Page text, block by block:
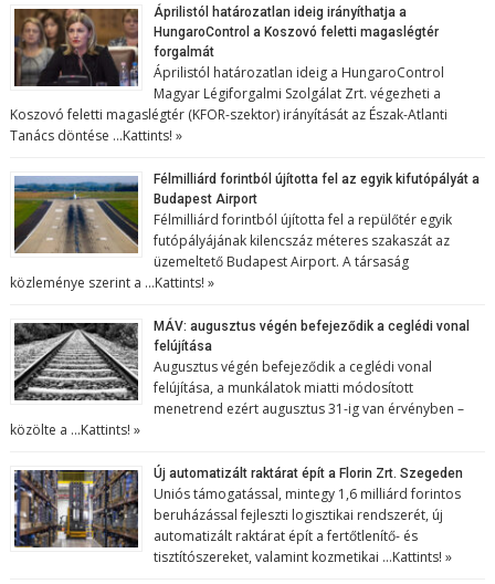
Áprilistól határozatlan ideig irányíthatja a
HungaroControl a Koszovó feletti magaslégtér
forgalmát
Áprilistól határozatlan ideig a HungaroControl
Magyar Légiforgalmi Szolgálat Zrt. végezheti a
Koszovó feletti magaslégtér (KFOR-szektor) irányítását az Észak-Atlanti
Tanács döntése …Kattints! »
Félmilliárd forintból újította fel az egyik kifutópályát a
Budapest Airport
Félmilliárd forintból újította fel a repülőtér egyik
futópályájának kilencszáz méteres szakaszát az
üzemeltető Budapest Airport. A társaság
közleménye szerint a …Kattints! »
MÁV: augusztus végén befejeződik a ceglédi vonal
felújítása
Augusztus végén befejeződik a ceglédi vonal
felújítása, a munkálatok miatti módosított
menetrend ezért augusztus 31-ig van érvényben –
közölte a …Kattints! »
Új automatizált raktárat épít a Florin Zrt. Szegeden
Uniós támogatással, mintegy 1,6 milliárd forintos
beruházással fejleszti logisztikai rendszerét, új
automatizált raktárat épít a fertőtlenítő- és
tisztítószereket, valamint kozmetikai …Kattints! »